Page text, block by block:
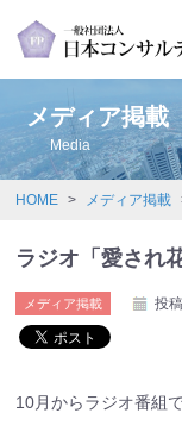
メディア掲載
Media
HOME > メディア掲載
ラジオ「愛され
メディア掲載 投
10月からラジオ番組